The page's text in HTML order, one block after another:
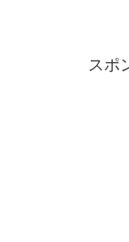
スポ